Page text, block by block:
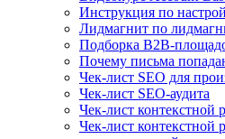
Инструкция по
Лидмагнит по
Подборка B2B-
Почему письма
Чек-лист SEO для
Чек-лист SEO-аудита
Чек-лист контекстной
Чек-лист контекстной